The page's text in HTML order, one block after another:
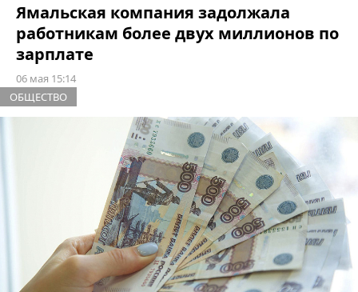
Ямальская компания задолжала
работникам более двух миллионов по
зарплате
06 мая 15:14
ОБЩЕСТВО